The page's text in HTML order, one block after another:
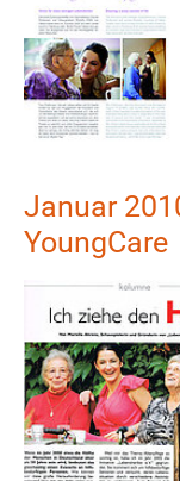
Januar
YoungCare
Show larger